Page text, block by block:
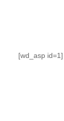
[wd_asp id=1]